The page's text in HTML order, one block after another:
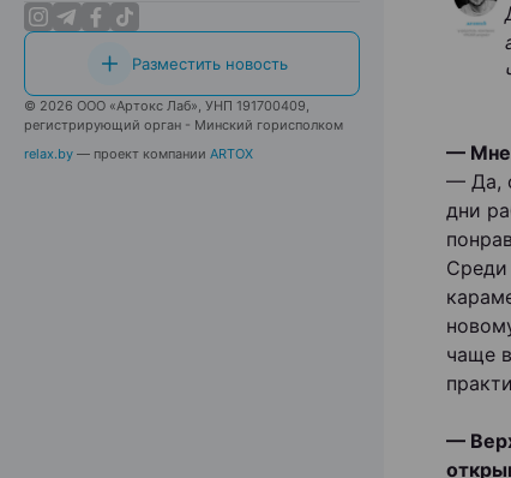
Разместить новость
© 2026 ООО «Артокс Лаб», УНП 191700409,
регистрирующий орган - Минский горисполком
relax.by — проект компании ARTOX
—
— Да,
дни
Среди
чаще
—